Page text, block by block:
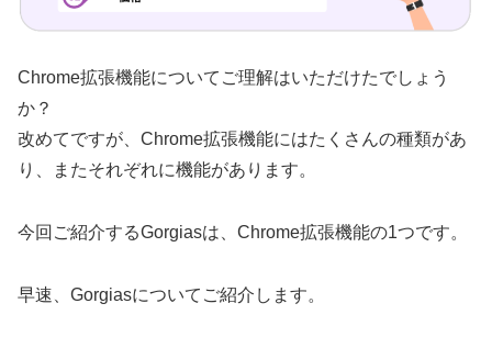
Chrome拡張機能についてご理解はいただけたでしょう
か？
改めてですが、Chrome拡張機能にはたくさんの種類があ
り、またそれぞれに機能があります。
今回ご紹介するGorgiasは、Chrome拡張機能の1つです。
早速、Gorgiasについてご紹介します。